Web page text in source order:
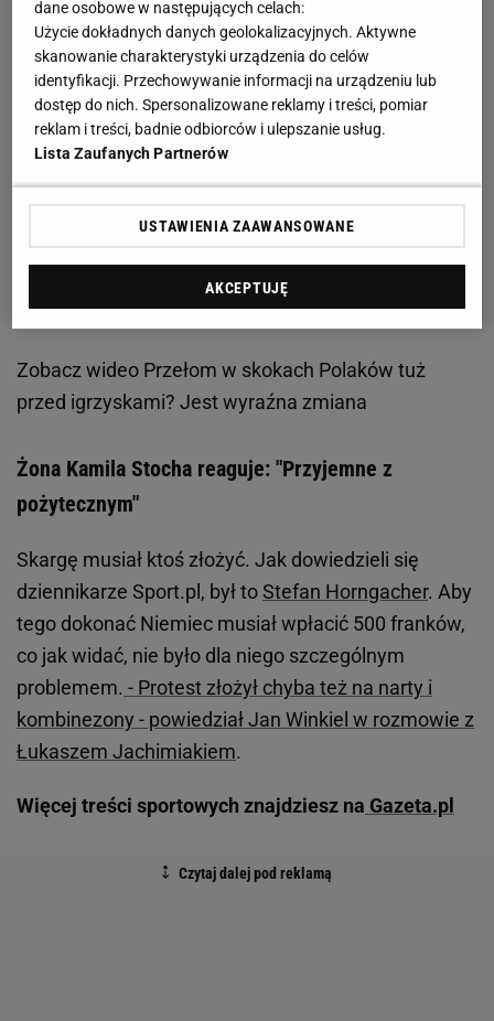
Zobacz wideo Przełom w skokach Polaków tuż
przed igrzyskami? Jest wyraźna zmiana
Żona Kamila Stocha reaguje: "Przyjemne z
pożytecznym"
Skargę musiał ktoś złożyć. Jak dowiedzieli się
dziennikarze Sport.pl, był toStefan Horngacher. Aby
tego dokonać Niemiec musiał wpłacić 500 franków,
co jak widać, nie było dla niego szczególnym
problemem. - Protest złożył chyba też na narty i
kombinezony - powiedział Jan Winkiel w rozmowie z
Łukaszem Jachimiakiem.
Więcej treści sportowych znajdziesz na Gazeta.pl
dane osobowe w następujących celach:
Użycie dokładnych danych geolokalizacyjnych. Aktywne
skanowanie charakterystyki urządzenia do celów
identyfikacji. Przechowywanie informacji na urządzeniu lub
dostęp do nich. Spersonalizowane reklamy i treści, pomiar
reklam i treści, badnie odbiorców i ulepszanie usług.
Lista Zaufanych Partnerów
USTAWIENIA ZAAWANSOWANE
AKCEPTUJĘ